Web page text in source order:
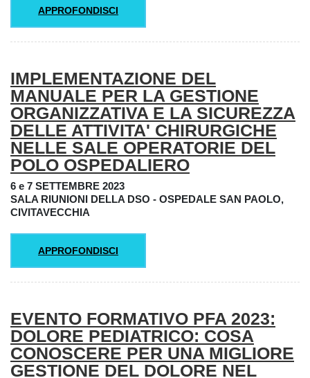
APPROFONDISCI
IMPLEMENTAZIONE DEL
MANUALE PER LA GESTIONE
ORGANIZZATIVA E LA SICUREZZA
DELLE ATTIVITA' CHIRURGICHE
NELLE SALE OPERATORIE DEL
POLO OSPEDALIERO
6 e 7 SETTEMBRE 2023
SALA RIUNIONI DELLA DSO - OSPEDALE SAN PAOLO,
CIVITAVECCHIA
APPROFONDISCI
EVENTO FORMATIVO PFA 2023:
DOLORE PEDIATRICO: COSA
CONOSCERE PER UNA MIGLIORE
GESTIONE DEL DOLORE NEL